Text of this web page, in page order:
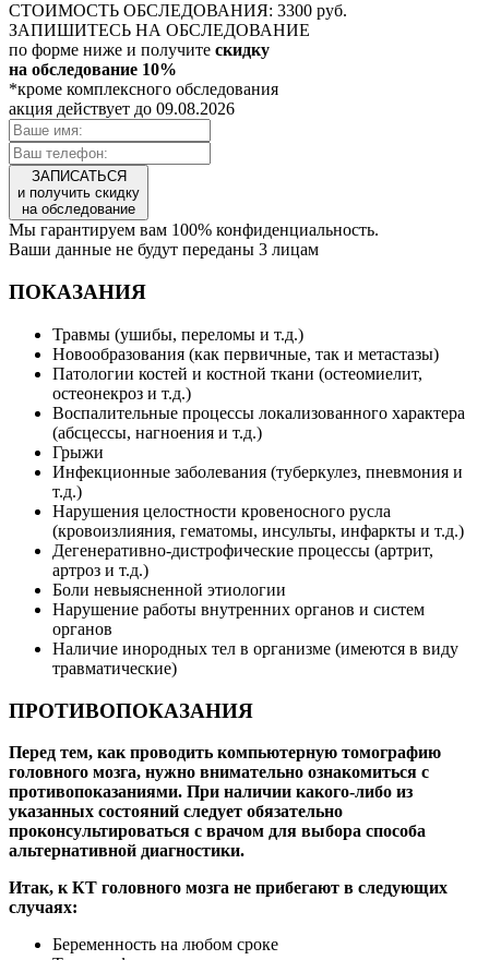
СТОИМОСТЬ ОБСЛЕДОВАНИЯ: 3300 руб.
ЗАПИШИТЕСЬ НА ОБСЛЕДОВАНИЕ
по форме ниже и получите скидку
на обследование 10%
*кроме комплексного обследования
акция действует до 09.08.2026
ЗАПИСАТЬСЯ
и получить скидку
на обследование
Мы гарантируем вам 100% конфиденциальность.
Ваши данные не будут переданы 3 лицам
ПОКАЗАНИЯ
Травмы (ушибы, переломы и т.д.)
Новообразования (как первичные, так и метастазы)
Патологии костей и костной ткани (остеомиелит,
остеонекроз и т.д.)
Воспалительные процессы локализованного характера
(абсцессы, нагноения и т.д.)
Грыжи
Инфекционные заболевания (туберкулез, пневмония и
т.д.)
Нарушения целостности кровеносного русла
(кровоизлияния, гематомы, инсульты, инфаркты и т.д.)
Дегенеративно-дистрофические процессы (артрит,
артроз и т.д.)
Боли невыясненной этиологии
Нарушение работы внутренних органов и систем
органов
Наличие инородных тел в организме (имеются в виду
травматические)
ПРОТИВОПОКАЗАНИЯ
Перед тем, как проводить компьютерную томографию
головного мозга, нужно внимательно ознакомиться с
противопоказаниями. При наличии какого-либо из
указанных состояний следует обязательно
проконсультироваться с врачом для выбора способа
альтернативной диагностики.
Итак, к КТ головного мозга не прибегают в следующих
случаях:
Беременность на любом сроке